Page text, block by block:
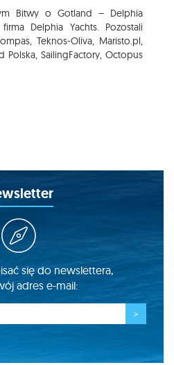
Bitwy o Gotland – Delphia
Delphia Yachts. Pozostali
Teknos-Oliva, Maristo.pl,
Polska, SailingFactory, Octopus
się do newslettera,
adres e-mail: